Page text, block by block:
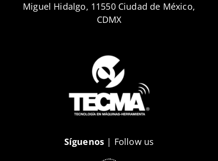
Miguel Hidalgo, 11550 Ciudad de México,
CDMX
Síguenos | Follow us